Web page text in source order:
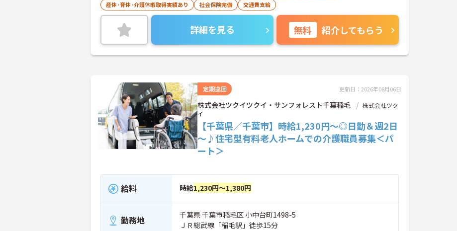
産休･育休･介護休暇取得実績あり
社会保険完備 交通費支給
詳細を見る 無料 紹介してもらう
定期巡回 更新日：2026年08月06日
株式会社ツクイツクイ・サンフォレスト千葉稲毛
株式会社ツク
イ
【千葉県／千葉市】時給1,230円～◎日勤＆週2日
～♪住宅型有料老人ホームでの介護職員募集＜パ
ート＞
給料 時給1,230円～1,380円
勤務地
千葉県 千葉市稲毛区 小中台町1498-5
ＪＲ総武線「稲毛駅」徒歩15分